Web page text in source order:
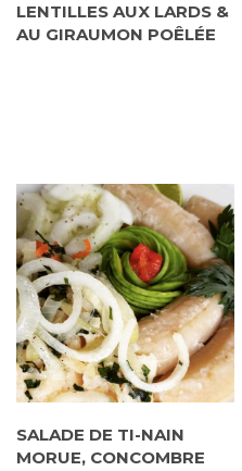
LENTILLES AUX LARDS &
AU GIRAUMON POÊLÉE
SALADE DE TI-NAIN
MORUE, CONCOMBRE